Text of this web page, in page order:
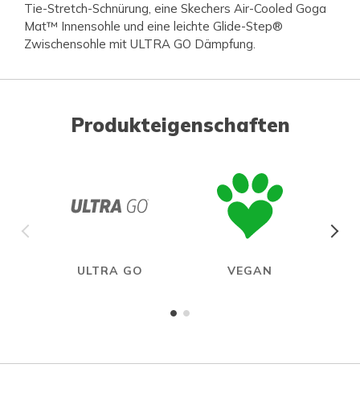
Tie-Stretch-Schnürung, eine Skechers Air-Cooled Goga
Mat™ Innensohle und eine leichte Glide-Step®
Zwischensohle mit ULTRA GO Dämpfung.
Produkteigenschaften
ULTRA GO
VEGAN